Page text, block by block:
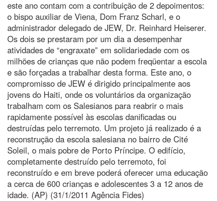
este ano contam com a contribuição de 2 depoimentos:
o bispo auxiliar de Viena, Dom Franz Scharl, e o
administrador delegado de JEW, Dr. Reinhard Heiserer.
Os dois se prestaram por um dia a desempenhar
atividades de “engraxate” em solidariedade com os
milhões de crianças que não podem freqüentar a escola
e são forçadas a trabalhar desta forma. Este ano, o
compromisso de JEW é dirigido principalmente aos
jovens do Haiti, onde os voluntários da organização
trabalham com os Salesianos para reabrir o mais
rapidamente possível às escolas danificadas ou
destruídas pelo terremoto. Um projeto já realizado é a
reconstrução da escola salesiana no bairro de Cité
Soleil, o mais pobre de Porto Príncipe. O edifício,
completamente destruído pelo terremoto, foi
reconstruído e em breve poderá oferecer uma educação
a cerca de 600 crianças e adolescentes 3 a 12 anos de
idade. (AP) (31/1/2011 Agência Fides)